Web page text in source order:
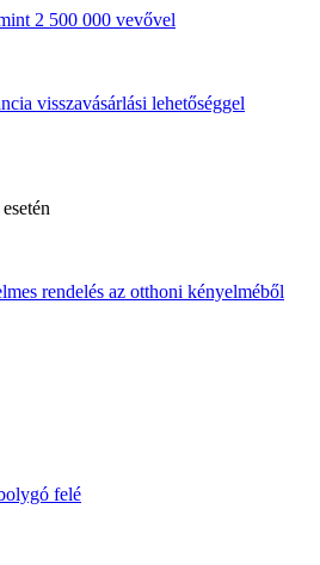
2 500 000 vevővel
visszavásárlási lehetőséggel
rendelés az otthoni kényelméből
felé